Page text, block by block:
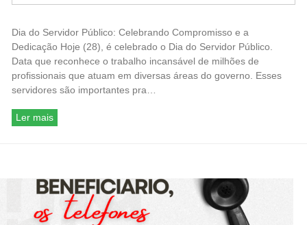
Dia do Servidor Público: Celebrando Compromisso e a
Dedicação Hoje (28), é celebrado o Dia do Servidor Público.
Data que reconhece o trabalho incansável de milhões de
profissionais que atuam em diversas áreas do governo. Esses
servidores são importantes pra…
Ler mais